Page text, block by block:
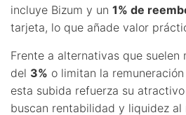
incluye Bizum y un 1% de
tarjeta, lo que añade valor
Frente a alternativas que suelen
del 3% o limitan la
esta subida refuerza su
buscan rentabilidad y liquidez al